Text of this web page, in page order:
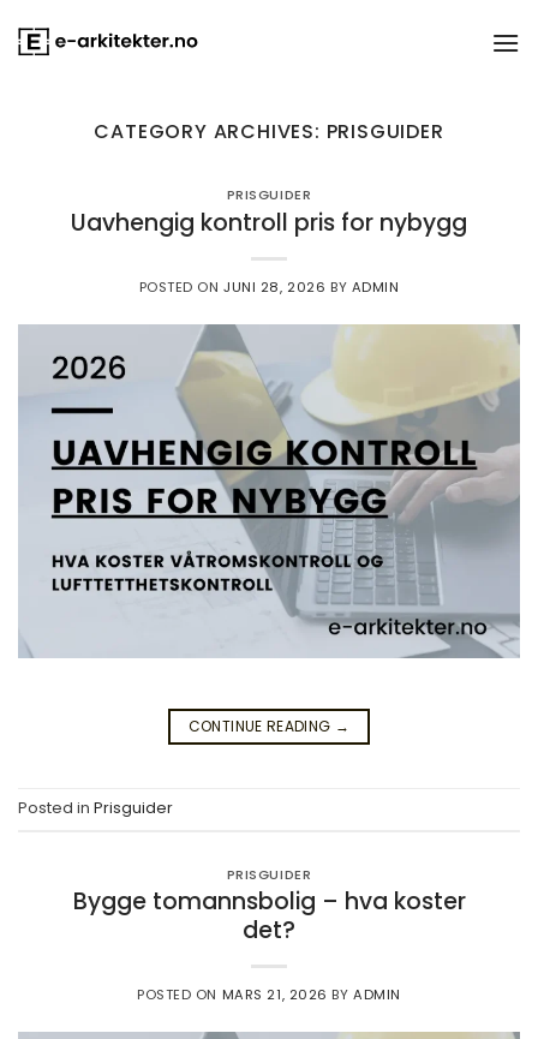
to
CATEGORY ARCHIVES: PRISGUIDER
PRISGUIDER
Uavhengig kontroll pris for nybygg
POSTED ONJUNI 28, 2026 BY ADMIN
CONTINUE READING →
Posted in Prisguider
PRISGUIDER
Bygge tomannsbolig – hva koster
det?
POSTED ON MARS 21, 2026 BYADMIN